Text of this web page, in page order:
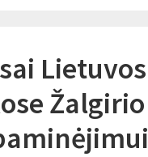
Lietuvos
Žalgirio